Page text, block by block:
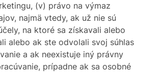
(v) právo na výmaz
najmä vtedy, ak už nie sú
na ktoré sa získavali alebo
alebo ak ste odvolali svoj súhlas
a ak neexistuje iný právny
prípadne ak sa osobné